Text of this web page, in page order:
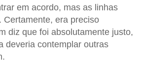
em acordo, mas as linhas
Certamente, era preciso
diz que foi absolutamente justo,
deveria contemplar outras